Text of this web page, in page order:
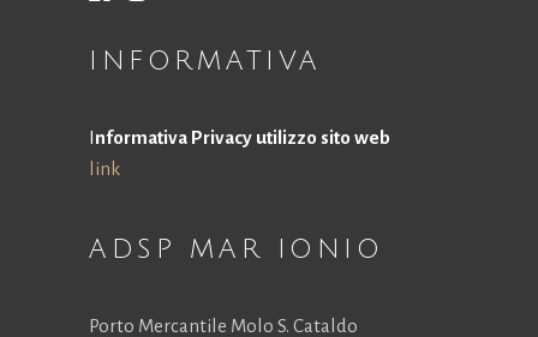
INFORMATIVA
Informativa Privacy utilizzo sito web
link
ADSP MAR IONIO
Porto Mercantile Molo S. Cataldo